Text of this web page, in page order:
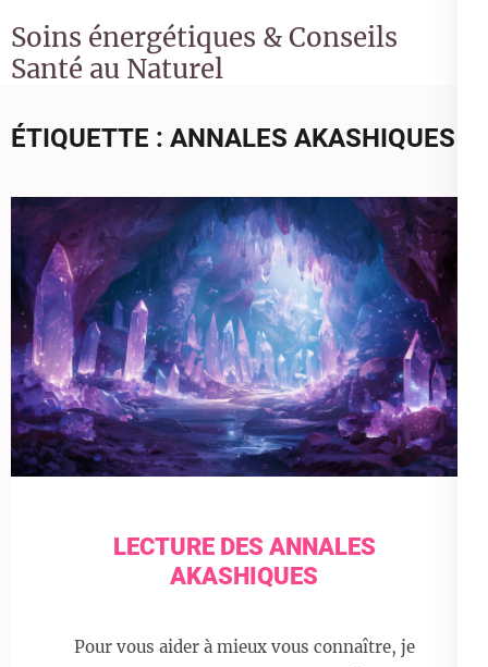
Soins énergétiques & Conseils
Santé au Naturel
ÉTIQUETTE : ANNALES AKASHIQUES
LECTURE DES ANNALES
AKASHIQUES
Pour vous aider à mieux vous connaître, je